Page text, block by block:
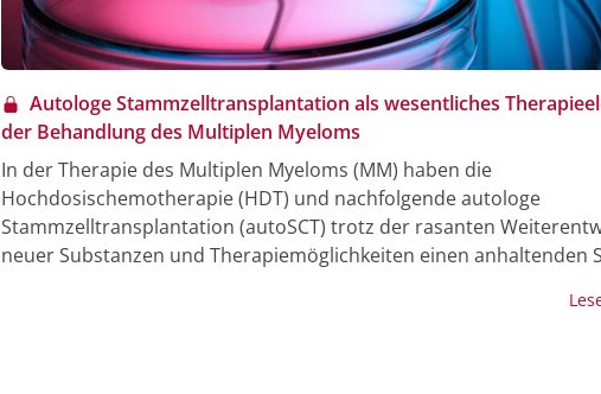
Autologe Stammzelltransplantation als wesentliches
der Behandlung des Multiplen Myeloms
In der Therapie des Multiplen Myeloms (MM) haben die
Hochdosischemotherapie (HDT) und nachfolgende autologe
Stammzelltransplantation (autoSCT) trotz der rasanten
neuer Substanzen und Therapiemöglichkeiten einen anhaltenden
von monoklonalen Antikörpern, Proteasom-Inhibitoren,